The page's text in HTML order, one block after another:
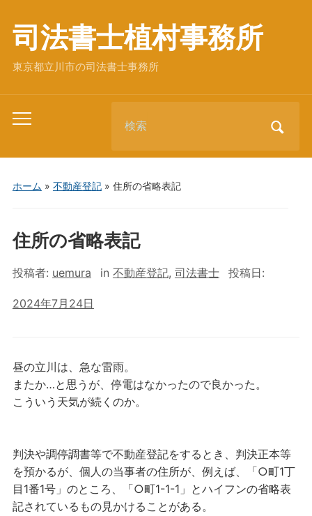
司法書士植村事務所
東京都立川市の司法書士事務所
Toggle
menu
for:
ホーム » 不動産登記» 住所の省略表記
住所の省略表記
投稿者: uemura in 不動産登記, 司法書士 投稿日:
2024年7月24日
昼の立川は、急な雷雨。
またか…と思うが、停電はなかったので良かった。
こういう天気が続くのか。
判決や調停調書等で不動産登記をするとき、判決正本等
を預かるが、個人の当事者の住所が、例えば、「○町1丁
目1番1号」のところ、「○町1-1-1」とハイフンの省略表
記されているもの見かけることがある。